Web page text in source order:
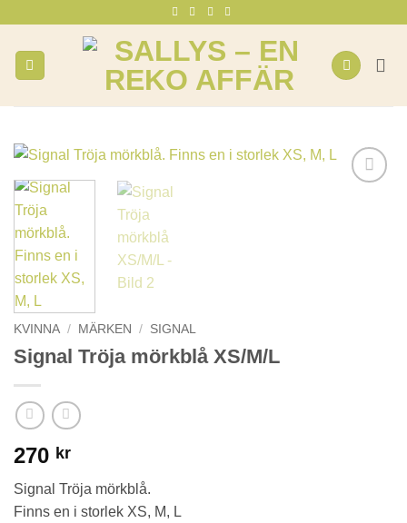
content
KVINNA / MÄRKEN / SIGNAL
Signal Tröja mörkblå XS/M/L
270 kr
Signal Tröja mörkblå.
Finns en i storlek XS, M, L